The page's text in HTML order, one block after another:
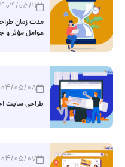
05/11
مدت زمان
عوامل مؤثر و
05/08
طراحی سایت
05/07